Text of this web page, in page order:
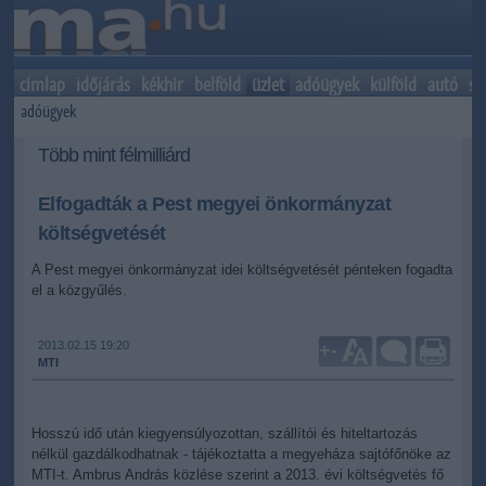
címlap időjárás kékhír belföld üzlet adóügyek külföld autó
adóügyek
Több mint félmilliárd
Elfogadták a Pest megyei önkormányzat
költségvetését
A Pest megyei önkormányzat idei költségvetését pénteken fogadta
el a közgyűlés.
2013.02.15 19:20
MTI
+-
Hosszú idő után kiegyensúlyozottan, szállítói és hiteltartozás
nélkül gazdálkodhatnak - tájékoztatta a megyeháza sajtófőnöke az
MTI-t. Ambrus András közlése szerint a 2013. évi költségvetés fő